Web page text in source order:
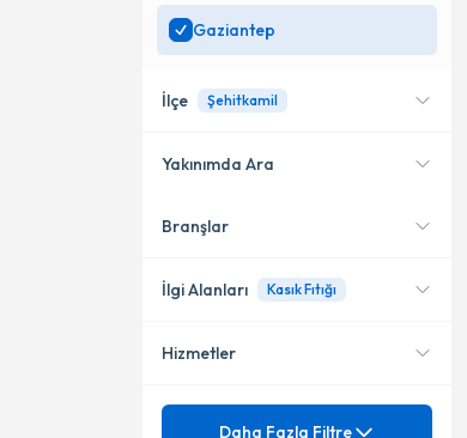
Gaziantep
İlçe Şehitkamil
Şehitkamil
Şahinbey
Yakınımda Ara
Konumuma yakın uzmanları
Branşlar
Genel Cerrahi
Çocuk Cerrahisi
İlgi Alanları Kasık Fıtığı
Kasık Fıtığı
Hizmetler
Mezuniyet
Daha Fazla Filtre